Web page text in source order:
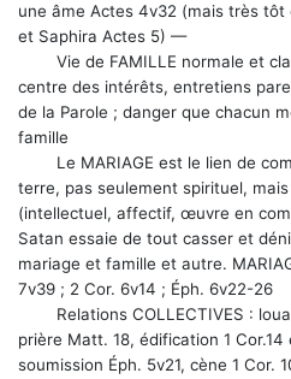
une âme Actes 4v32 (mais très
et Saphira Actes 5) —
Vie de FAMILLE normale et
centre des intérêts, entretiens
de la Parole ; danger que chacun
famille
Le MARIAGE est le lien de
terre, pas seulement spirituel,
(intellectuel, affectif, œuvre en
Satan essaie de tout casser et
mariage et famille et autre.
7v39 ; 2 Cor. 6v14 ; Éph. 6v22-26
Relations COLLECTIVES :
prière Matt. 18, édification 1 Cor.14
soumission Éph. 5v21, cène 1 Cor.